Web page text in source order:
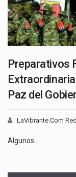
Preparativos
Paz del
LaVibrante.Com
Algunos…